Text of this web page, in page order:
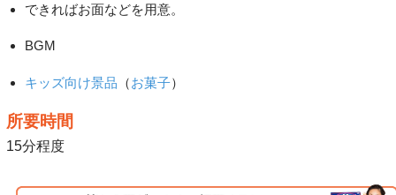
できればお面などを用意。
BGM
キッズ向け景品 （お菓子）
所要時間
15分程度